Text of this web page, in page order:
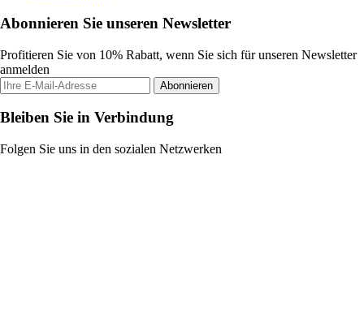
Abonnieren Sie unseren Newsletter
Profitieren Sie von 10% Rabatt, wenn Sie sich für unseren Newsletter
anmelden
Abonnieren
Bleiben Sie in Verbindung
Folgen Sie uns in den sozialen Netzwerken